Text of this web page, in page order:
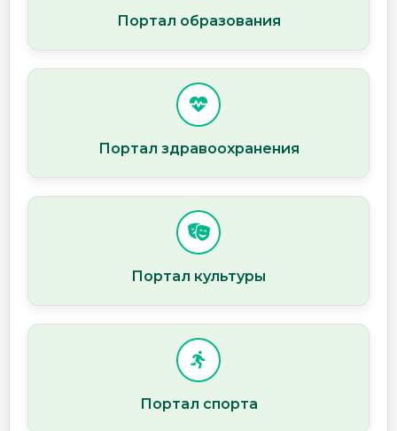
Портал образования
Портал здравоохранения
Портал культуры
Портал спорта